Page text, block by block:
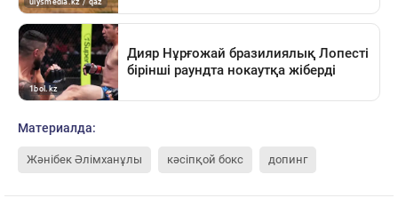
Материалда:
Жәнібек Әлімханұлы кәсіпқой бокс допинг